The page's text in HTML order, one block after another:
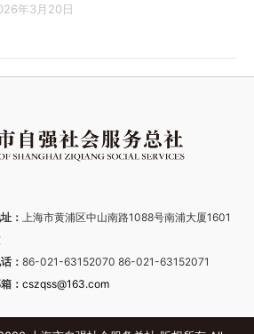
年3月20日
： 上海市黄浦区中山南路1088号南浦大厦1601
： 86-021-63152070 86-021-63152071
： cszqss@163.com